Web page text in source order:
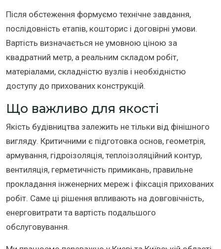
Після обстеження формуємо технічне завдання,
послідовність етапів, кошторис і договірні умови.
Вартість визначається не умовною ціною за
квадратний метр, а реальним складом робіт,
матеріалами, складністю вузлів і необхідністю
доступу до прихованих конструкцій.
Що важливо для якості
Якість будівництва залежить не тільки від фінішного
вигляду. Критичними є підготовка основ, геометрія,
армування, гідроізоляція, теплоізоляційний контур,
вентиляція, герметичність примикань, правильне
прокладання інженерних мереж і фіксація прихованих
робіт. Саме ці рішення впливають на довговічність,
енерговитрати та вартість подальшого
обслуговування.